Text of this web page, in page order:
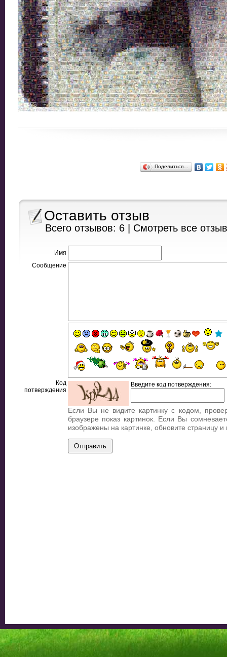
Поделиться…
Оставить отзыв
Всего отзывов: 6 | Смотреть все
Имя
Сообщение
Код
потверждения
Введите код потверждения:
Если Вы не видите картинку с кодом,
браузере показ картинок. Если Вы
изображены на картинке, обновите страницу